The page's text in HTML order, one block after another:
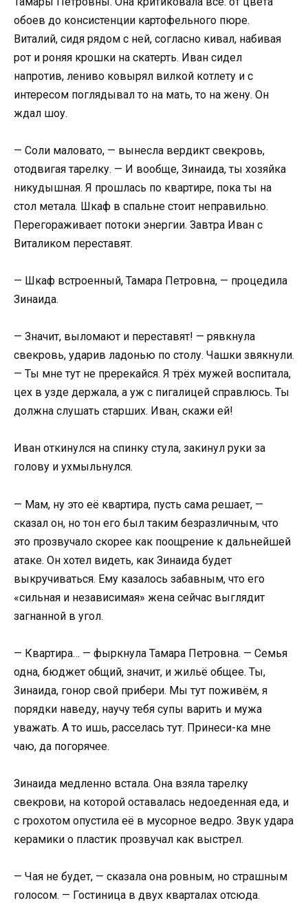
обоев до консистенции картофельного пюре.
Виталий, сидя рядом с ней, согласно кивал, набивая
рот и роняя крошки на скатерть. Иван сидел
напротив, лениво ковырял вилкой котлету и с
интересом поглядывал то на мать, то на жену. Он
ждал шоу.
— Соли маловато, — вынесла вердикт свекровь,
отодвигая тарелку. — И вообще, Зинаида, ты хозяйка
никудышная. Я прошлась по квартире, пока ты на
стол метала. Шкаф в спальне стоит неправильно.
Перегораживает потоки энергии. Завтра Иван с
Виталиком переставят.
— Шкаф встроенный, Тамара Петровна, — процедила
Зинаида.
— Значит, выломают и переставят! — рявкнула
свекровь, ударив ладонью по столу. Чашки звякнули.
— Ты мне тут не пререкайся. Я трёх мужей воспитала,
цех в узде держала, а уж с пигалицей справлюсь. Ты
должна слушать старших. Иван, скажи ей!
Иван откинулся на спинку стула, закинул руки за
голову и ухмыльнулся.
— Мам, ну это её квартира, пусть сама решает, —
сказал он, но тон его был таким безразличным, что
это прозвучало скорее как поощрение к дальнейшей
атаке. Он хотел видеть, как Зинаида будет
выкручиваться. Ему казалось забавным, что его
«сильная и независимая» жена сейчас выглядит
загнанной в угол.
— Квартира… — фыркнула Тамара Петровна. — Семья
одна, бюджет общий, значит, и жильё общее. Ты,
Зинаида, гонор свой прибери. Мы тут поживём, я
порядки наведу, научу тебя супы варить и мужа
уважать. А то ишь, расселась тут. Принеси-ка мне
чаю, да погорячее.
Зинаида медленно встала. Она взяла тарелку
свекрови, на которой оставалась недоеденная еда, и
с грохотом опустила её в мусорное ведро. Звук удара
керамики о пластик прозвучал как выстрел.
— Чая не будет, — сказала она ровным, но страшным
голосом. — Гостиница в двух кварталах отсюда.